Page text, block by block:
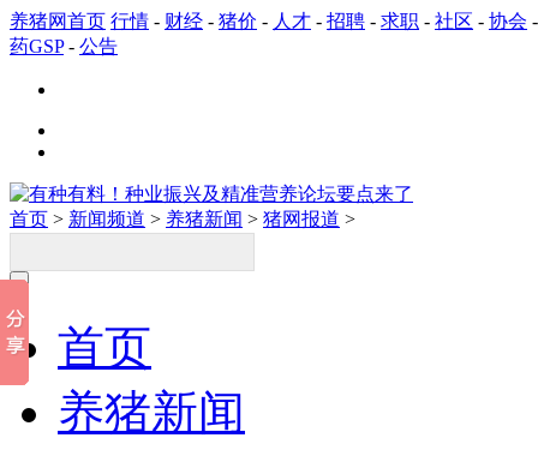
养猪网首页 行情 - 财经 - 猪价 - 人才 - 招聘 - 求职 - 社区 - 协会
药GSP- 公告
首页 > 新闻频道 > 养猪新闻 > 猪网报道 >
首页
养猪新闻